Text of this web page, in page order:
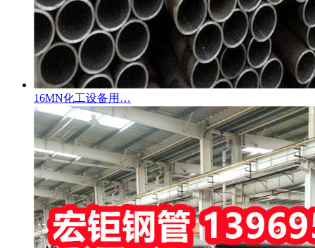
16MN化工设备用…